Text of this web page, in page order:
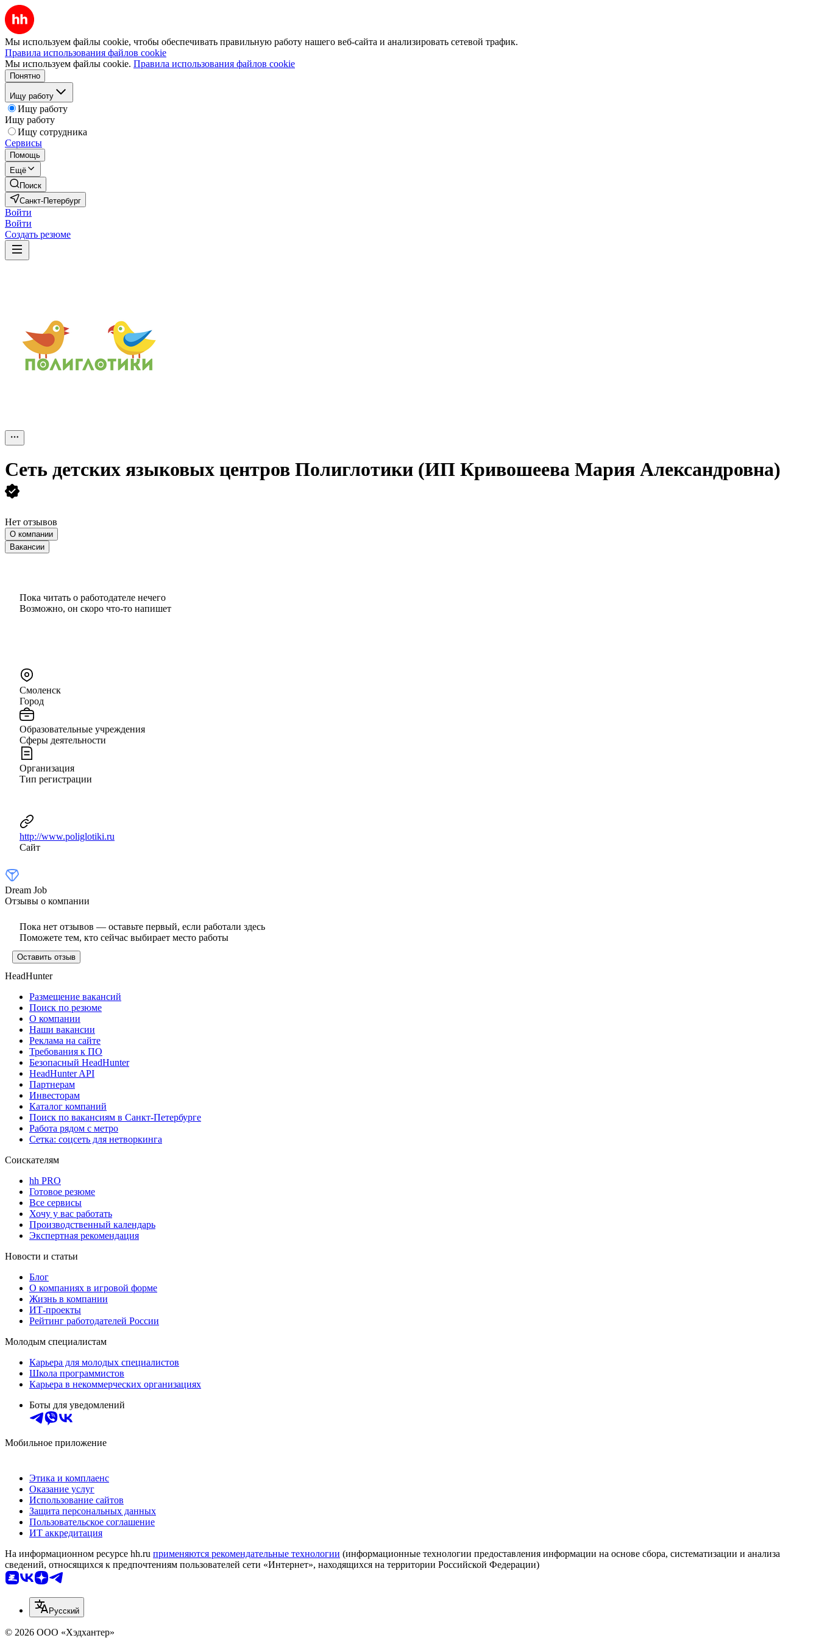
Мы используем файлы cookie, чтобы обеспечивать правильную работу нашего веб-сайта и анализировать сетевой трафик.
Правила использования файлов cookie
Мы используем файлы cookie. Правила использования файлов cookie
Понятно
Ищу работу
Ищу работу
Ищу работу
Ищу сотрудника
Сервисы
Помощь
Ещё
Поиск
Санкт-Петербург
Войти
Войти
Создать резюме
Сеть детских языковых центров Полиглотики (ИП Кривошеева Мария Александровна)
Нет отзывов
О компании
Вакансии
Пока читать о работодателе нечего
Возможно, он скоро что‑то напишет
Смоленск
Город
Образовательные учреждения
Сферы деятельности
Организация
Тип регистрации
http://www.poliglotiki.ru
Сайт
Dream Job
Отзывы о компании
Пока нет отзывов — оставьте первый, если работали здесь
Поможете тем, кто сейчас выбирает место работы
Оставить отзыв
HeadHunter
Размещение вакансий
Поиск по резюме
О компании
Наши вакансии
Реклама на сайте
Требования к ПО
Безопасный HeadHunter
HeadHunter API
Партнерам
Инвесторам
Каталог компаний
Поиск по вакансиям в Санкт-Петербурге
Работа рядом с метро
Сетка: соцсеть для нетворкинга
Соискателям
hh PRO
Готовое резюме
Все сервисы
Хочу у вас работать
Производственный календарь
Экспертная рекомендация
Новости и статьи
Блог
О компаниях в игровой форме
Жизнь в компании
ИТ-проекты
Рейтинг работодателей России
Молодым специалистам
Карьера для молодых специалистов
Школа программистов
Карьера в некоммерческих организациях
Боты для уведомлений
Мобильное приложение
Этика и комплаенс
Оказание услуг
Использование сайтов
Защита персональных данных
Пользовательское соглашение
ИТ аккредитация
На информационном ресурсе hh.ru применяются рекомендательные технологии (информационные технологии предоставления информации на основе сбора, систематизации и анализа
сведений, относящихся к предпочтениям пользователей сети «Интернет», находящихся на территории Российской Федерации)
Русский
© 2026 ООО «Хэдхантер»